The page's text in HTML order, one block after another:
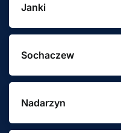
Janki
Sochaczew
Nadarzyn